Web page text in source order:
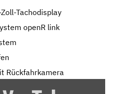
Tachodisplay
openR link
Rückfahrkamera